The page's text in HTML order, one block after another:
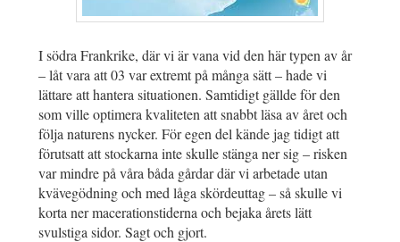
I södra Frankrike, där vi är vana vid den här typen av år
– låt vara att 03 var extremt på många sätt – hade vi
lättare att hantera situationen. Samtidigt gällde för den
som ville optimera kvaliteten att snabbt läsa av året och
följa naturens nycker. För egen del kände jag tidigt att
förutsatt att stockarna inte skulle stänga ner sig – risken
var mindre på våra båda gårdar där vi arbetade utan
kvävegödning och med låga skördeuttag – så skulle vi
korta ner macerationstiderna och bejaka årets lätt
svulstiga sidor. Sagt och gjort.